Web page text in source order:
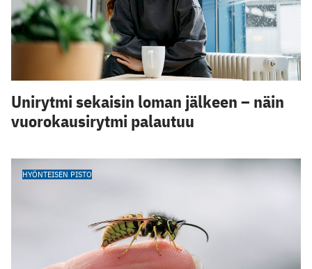
Unirytmi sekaisin loman jälkeen – näin
vuorokausirytmi palautuu
HYÖNTEISEN PISTO